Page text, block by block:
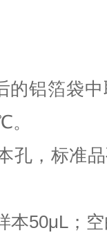
的铝箔袋
孔，标准
本50μL；